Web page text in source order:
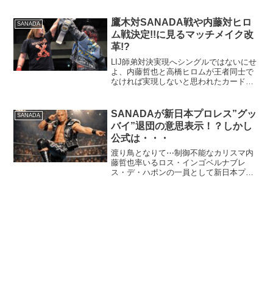
SANADA
鷹木対SANADA戦や内藤対ヒロ
ム戦決定!!に見るマッチメイク改
革!?
LIJ師弟対決実現へシングルではないにせ
よ、内藤哲也と高橋ヒロムが王者同士で
なければ実現しないと思われたカードが
る鷹木信悟対SANADA戦。更には、互い
に待ち望んでいた...
SANADA
SANADAが新日本プロレス”グッ
バイ”退団の意思表示！？しかし
公式は・・・
渡り鳥となりて⋯制御不能なカリスマ内
藤哲也率いるロス・インゴベルナブレ
ス・デ・ハポンの一員として新日本プロ